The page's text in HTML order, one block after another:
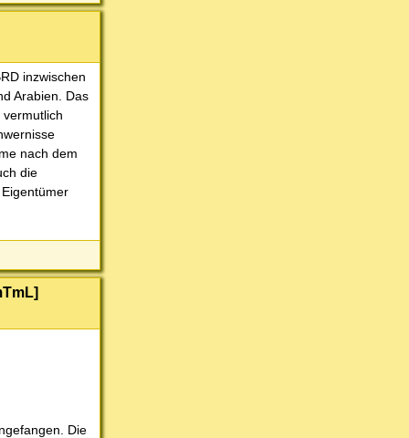
inzwischen
Arabien. Das
nach dem
die
Die